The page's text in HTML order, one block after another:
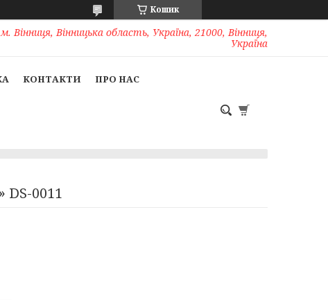
Кошик
Вінниця, Вінницька область, Україна, 21000, Вінниця,
Україна
КОНТАКТИ ПРО НАС
DS-0011